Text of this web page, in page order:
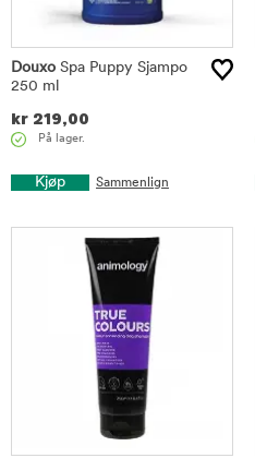
Douxo Spa Puppy Sjampo
250 ml
kr 219,00
På lager.
Kjøp Sammenlign